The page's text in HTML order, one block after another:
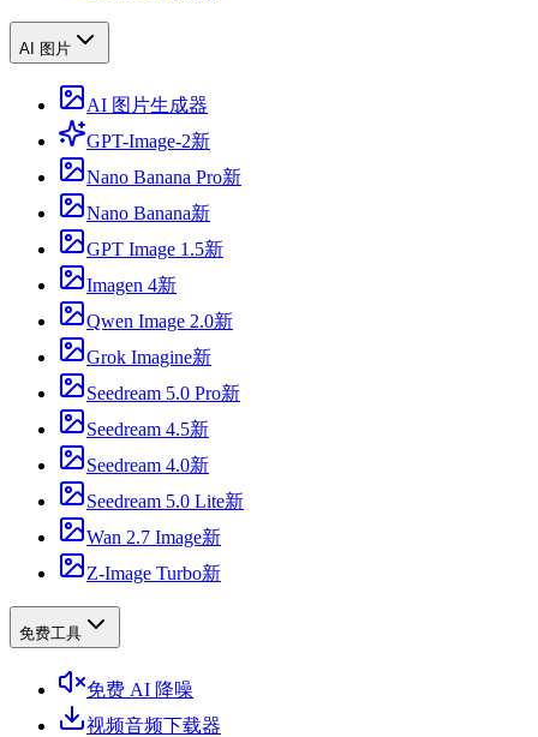
AI 图片
AI 图片生成器
GPT-Image-2新
Nano Banana Pro新
Nano Banana新
GPT Image 1.5新
Imagen 4新
Qwen Image 2.0新
Grok Imagine新
Seedream 5.0 Pro新
Seedream 4.5新
Seedream 4.0新
Seedream 5.0 Lite新
Wan 2.7 Image新
Z-Image Turbo新
免费工具
免费 AI 降噪
视频音频下载器